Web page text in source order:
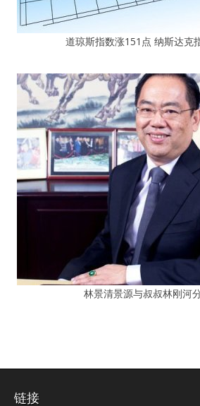
道琼斯指数涨151点 纳斯达克
林景清景源与叔叔林刚河
链接